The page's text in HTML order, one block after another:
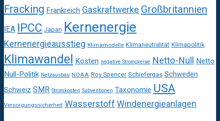
Fracking Frankreich Gaskraftwerke Großbritannien
IEA IPCC Japan Kernenergie
Kernenergieausstieg Klimamodelle Klimaneutralität Klimapolitik
Klimawandel Kosten negative Strompreise Netto-Null Netto
Null-Politik Netzausbau NOAA Roy Spencer Schiefergas Schweden
Schweiz SMR Stromkosten Subventionen Taxonomie USA
Versorgungssicherheit Wasserstoff Windenergieanlagen